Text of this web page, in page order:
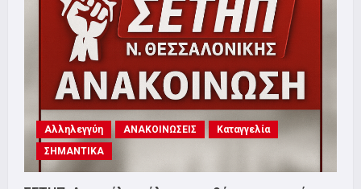
Αλληλεγγύη ΑΝΑΚΟΙΝΩΣΕΙΣ
Καταγγελία
ΣΗΜΑΝΤΙΚΑ